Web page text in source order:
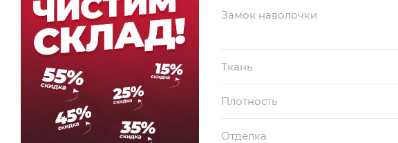
Замок наволочки
Ткань
Плотность
Отделка